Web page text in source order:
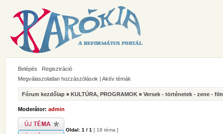
Belépés
Regisztráció
Megválaszolatlan hozzászólások | Aktív témák
Fórum kezdőlap » KULTÚRA, PROGRAMOK » Versek - történetek - zene -
Moderátor: admin
Oldal: 1 / 1 [ 18 téma ]